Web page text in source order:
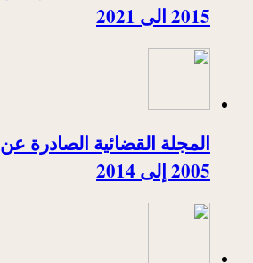
2015 الى 2021
المجلة القضائية الصادرة
2005 إلى 2014